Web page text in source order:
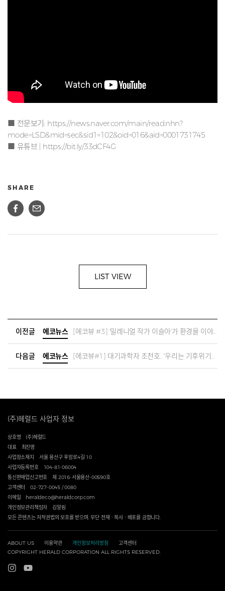
■ 전문보기: https://news.naver.com/main/read.nhn?
mode=LSD&mid=sec&sid1=102&oid=016&aid=0001731745
■ 유튜브 | https://bit.ly/33dCF4G
SHARE
LIST VIEW
이전글 에코뉴스 [에코뷰 #3] '밀레니얼 작가 이슬아'가 환경을 이야기 하는 방법
다음글 에코뉴스 [에코뷰#1] 대기과학자 조천호, “우리는 기후위기를 막을 수 있는 마지막 세대”
(주)헤럴드 사업자 정보
상호명
(주)헤럴드
대표
최진영
사업장소재지
서울 용산구 후암로4길 10
사업자등록번호
104-81-06004
통신판매업신고번호
제 2016-서울용산-00590호
고객센터
02-727-0045 / 0080
이메일
heraldeco@heraldcorp.com
개인정보관리책임자
김알림
모든 콘텐츠는 저작권법의 보호를 받으며, 무단 전재ㆍ복사ㆍ배포를 금합니다.
ABOUT US 이용약관 개인정보처리방침
고객센터
COPYRIGHT HERALD CORPORATION ALL RIGHTS RESERVED.